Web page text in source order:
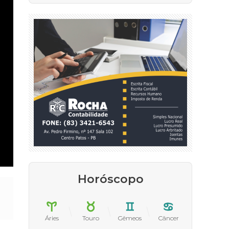
Horóscopo
Áries Touro Gêmeos Câncer